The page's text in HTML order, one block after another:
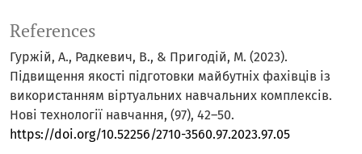
References
Гуржій, А., Радкевич, В., & Пригодій, М. (2023).
Підвищення якості підготовки майбутніх фахівців із
використанням віртуальних навчальних комплексів.
Нові технології навчання, (97), 42–50.
https://doi.org/10.52256/2710-3560.97.2023.97.05